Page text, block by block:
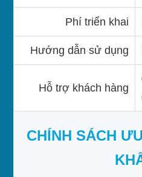
Phí triển khai
Hướng dẫn sử dụng
Hỗ trợ khách hàng
CHÍNH SÁCH